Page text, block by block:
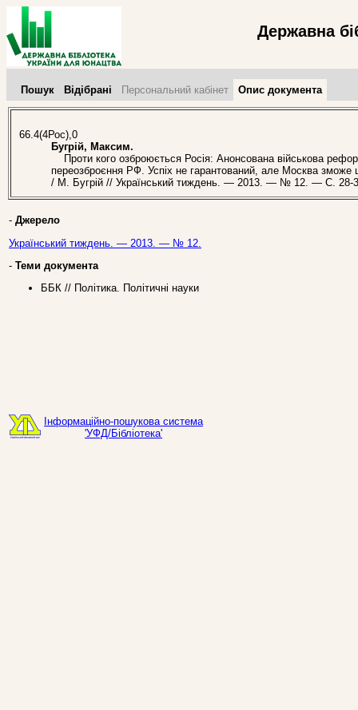
Державна
Пошук Відібрані Персональний кабінет Опис документа
66.4(4Рос),0
Бугрій, Максим.
Проти кого озброюється Росія: Анонсована військова
переозброєння РФ. Успіх не гарантований, але Москва зможе
/ М. Бугрій // Український тиждень. — 2013. — № 12. — С. 28-
- Джерело
Український тиждень. — 2013. — № 12.
- Теми документа
ББК // Політика. Політичні науки
Інформаційно-пошукова система
'УФД/Бібліотека'